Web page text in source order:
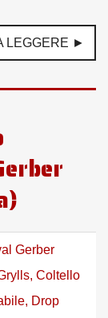
LEGGERE ►
Gerber
, Coltello
, Drop